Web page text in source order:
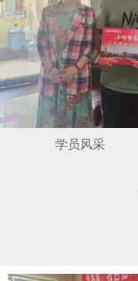
学员风采